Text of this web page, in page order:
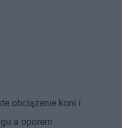
obciążenie koni i
a oporem